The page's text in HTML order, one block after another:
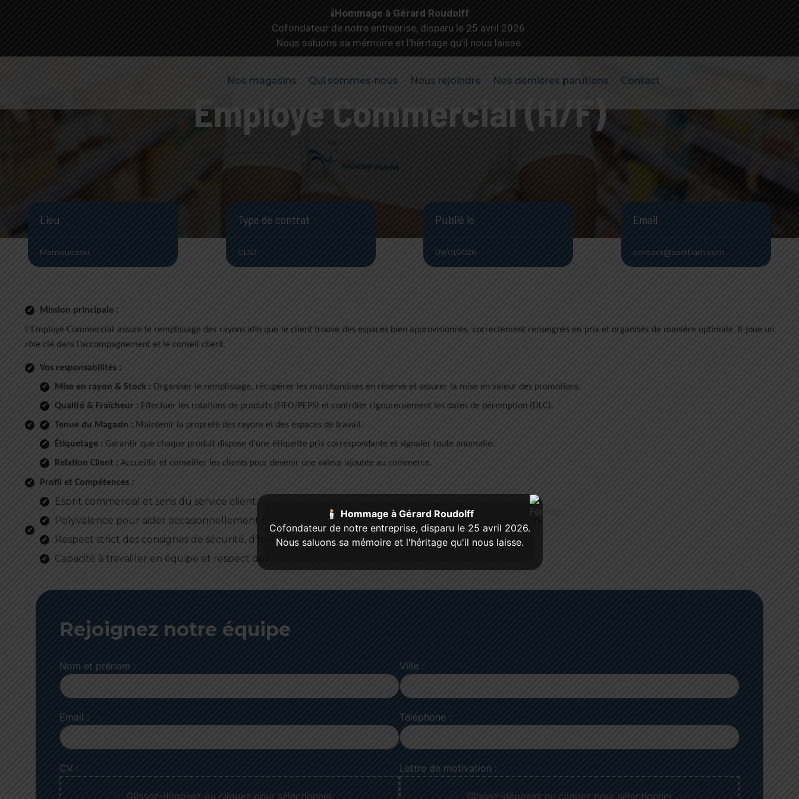
🕯️Hommage à Gérard Roudolff
Cofondateur de notre entreprise, disparu le 25 avril 2026.
Nous saluons sa mémoire et l’héritage qu’il nous laisse.
Nos magasins Qui sommes-nous Nous rejoindre Nos dernières parutions Contact
Employé Commercial (H/F)
Lieu
Mamoudzou
Type de contrat
CDD
Publié le
09/01/2026
Email
contact@sodifram.com
Mission principale :
L’Employé Commercial assure le remplissage des rayons afin que le client trouve des espaces bien approvisionnés, correctement renseignés en prix et organisés de manière optimale. Il joue un
rôle clé dans l’accompagnement et le conseil client.
Vos responsabilités :
Mise en rayon & Stock : Organiser le remplissage, récupérer les marchandises en réserve et assurer la mise en valeur des promotions.
Qualité & Fraîcheur : Effectuer les rotations de produits (FIFO/PEPS) et contrôler rigoureusement les dates de péremption (DLC).
Tenue du Magasin : Maintenir la propreté des rayons et des espaces de travail.
Étiquetage : Garantir que chaque produit dispose d’une étiquette prix correspondante et signaler toute anomalie.
Relation Client : Accueillir et conseiller les clients pour devenir une valeur ajoutée au commerce.
Profil et Compétences :
Esprit commercial et sens du service client.
Polyvalence pour aider occasionnellement à la réception des marchandises ou aux tâches du magasin.
Respect strict des consignes de sécurité, d’hygiène et de la chaîne du froid.
Capacité à travailler en équipe et respect des horaires planifiés.
Rejoignez notre équipe
Nom et prénom : Ville :
Email : Téléphone :
CV :
Glissez-déposez ou cliquez pour sélectionner
Lettre de motivation :
Glissez-déposez ou cliquez pour sélectionner
🕯️ Hommage à Gérard Roudolff
Cofondateur de notre entreprise, disparu le 25 avril 2026.
Nous saluons sa mémoire et l'héritage qu'il nous laisse.